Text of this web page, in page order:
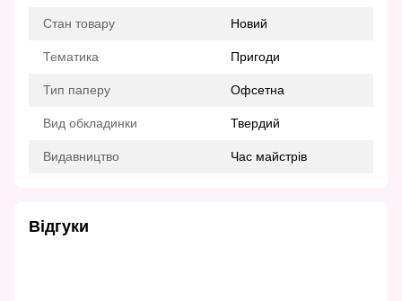
Стан товару Новий
Тематика Пригоди
Тип паперу Офсетна
Вид обкладинки Твердий
Видавництво Час майстрів
Відгуки